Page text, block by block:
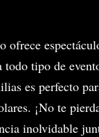
ofrece
todo tipo de
es perfecto
¡No te
inolvidable